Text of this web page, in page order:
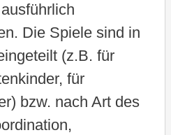
Die Spiele sind in
(z.B. für
für
bzw. nach Art des